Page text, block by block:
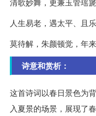
人生易老，遇太平、且乐
莫待解，朱颜顿觉，年来
诗意和赏析：
这首诗词以春日景色为
入夏景的场景，展现了